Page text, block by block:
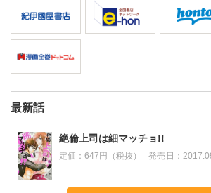
最新話
絶倫上司は細マッチョ!!
定価：647円（税抜） 発売日：